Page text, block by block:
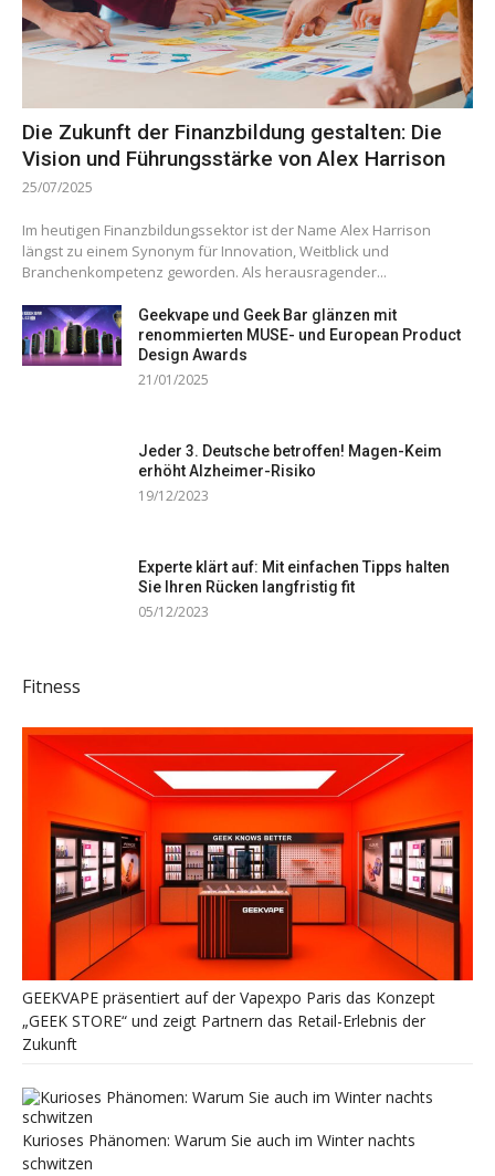
Die Zukunft der Finanzbildung gestalten: Die
Vision und Führungsstärke von Alex Harrison
25/07/2025
Im heutigen Finanzbildungssektor ist der Name Alex Harrison
längst zu einem Synonym für Innovation, Weitblick und
Branchenkompetenz geworden. Als herausragender...
Geekvape und Geek Bar glänzen mit
renommierten MUSE- und European Product
Design Awards
21/01/2025
Jeder 3. Deutsche betroffen! Magen-Keim
erhöht Alzheimer-Risiko
19/12/2023
Experte klärt auf: Mit einfachen Tipps halten
Sie Ihren Rücken langfristig fit
05/12/2023
Fitness
GEEKVAPE präsentiert auf der Vapexpo Paris das Konzept
„GEEK STORE“ und zeigt Partnern das Retail-Erlebnis der
Zukunft
Kurioses Phänomen: Warum Sie auch im Winter nachts
schwitzen